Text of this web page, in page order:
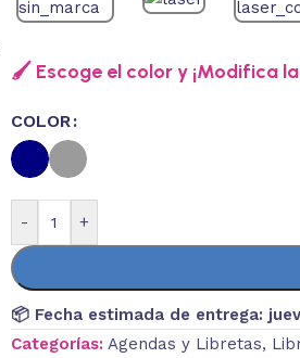
🖌️ Escoge el color y ¡Modifica
COLOR
- +
📦 Fecha estimada de entrega:
Categorías: Agendas y Libretas,